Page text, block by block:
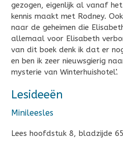
gezogen, eigenlijk al vanaf
kennis maakt met Rodney.
naar de geheimen die
allemaal voor Elisabeth
van dit boek denk ik dat er
en ben ik zeer nieuwsgierig
mysterie van Winterhuishotel’.
Lesideeën
Minileesles
Lees hoofdstuk 8, bladzijde